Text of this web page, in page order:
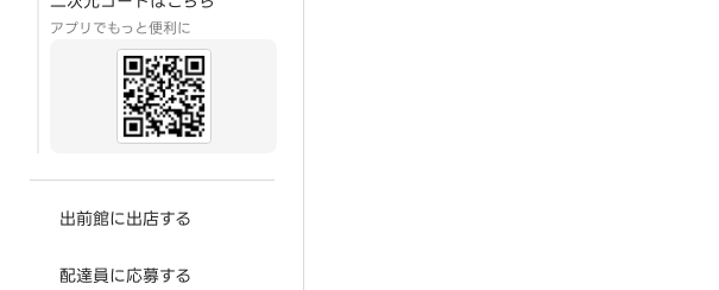
アプリでもっと便利に
出前館に出店する
配達員に応募する